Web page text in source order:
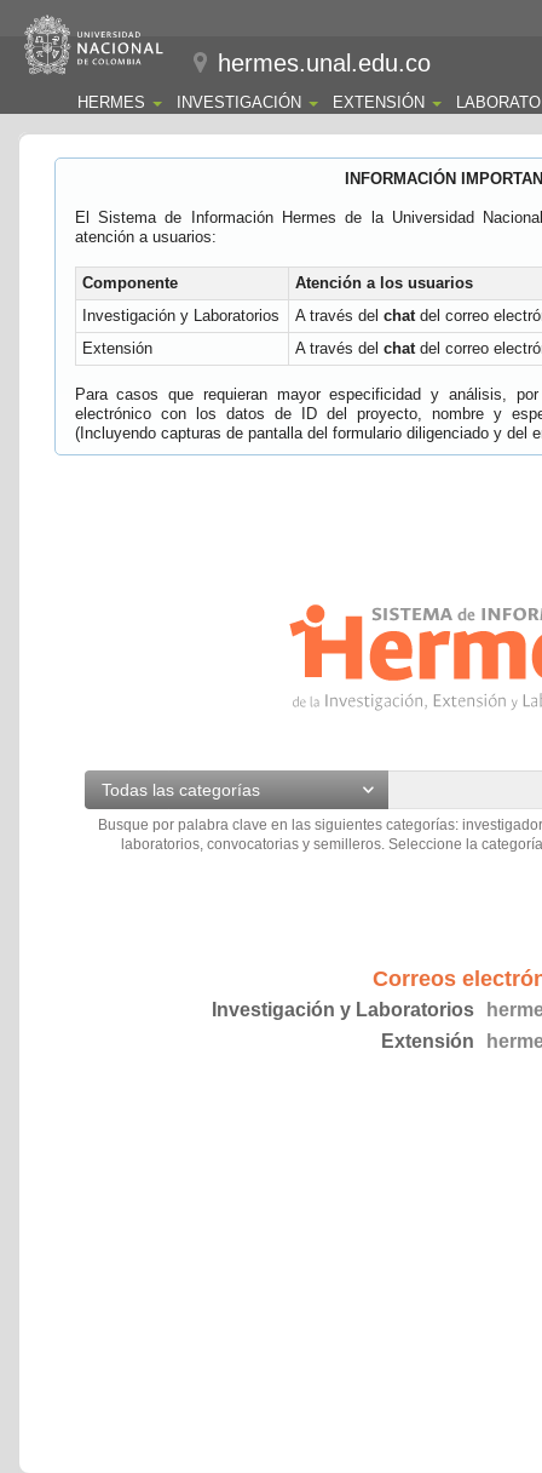
hermes.unal.edu.co
HERMES INVESTIGACIÓN EXTENSIÓN
INFORMACIÓN
El Sistema de Información Hermes de la Universidad
atención a usuarios:
Componente
Atención a los usuarios
Investigación y Laboratorios
A través del chatdel correo
Extensión
A través del chatdel correo
Para casos que requieran mayor especificidad y análisis,
electrónico con los datos de ID del proyecto, nombre y
(Incluyendo capturas de pantalla del formulario diligenciado y del
Todas las categorías
Busque por palabra clave en las siguientes categorías:
laboratorios, convocatorias y semilleros. Seleccione la
Correos
Investigación y Laboratorios
Extensión